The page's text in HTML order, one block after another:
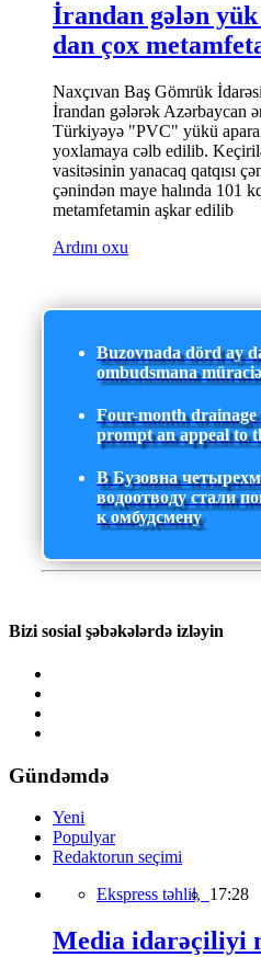
İrandan gələn yük
dan çox
Naxçıvan Baş Gömrük
İrandan gələrək Azərbaycan
Türkiyəyə "PVC" yükü
yoxlamaya cəlb edilib.
vasitəsinin yanacaq qatqısı
çənindən maye halında 101
metamfetamin aşkar edilib
Ardını oxu
Buzovnada dörd ay
ombudsmana
Four-month
prompt an appeal to
В Бузовна
водоотводу стали
к омбудсмену
Bizi sosial şəbəkələrdə izləyin
Gündəmdə
Yeni
Populyar
Redaktorun seçimi
Ekspress təhlil, 17:28
Media idarəçiliyi